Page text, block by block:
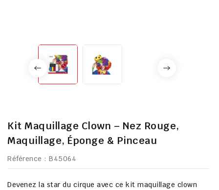
Kit Maquillage Clown – Nez Rouge,
Maquillage, Éponge & Pinceau
Référence : B45064
Devenez la star du cirque avec ce kit maquillage clown